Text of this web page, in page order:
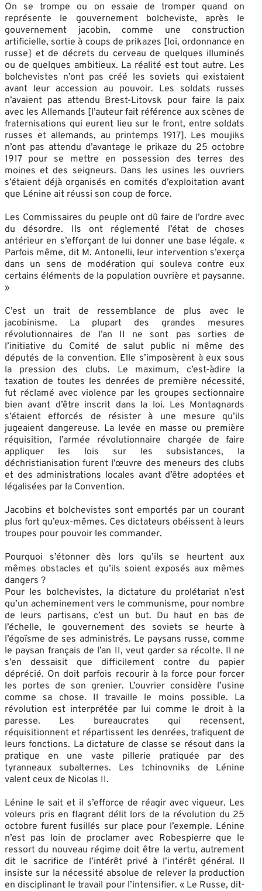
On se trompe ou on essaie de tromper quand on
représente le gouvernement bolcheviste, après le
gouvernement jacobin, comme une construction
artificielle, sortie à coups de prikazes [loi, ordonnance en
russe] et de décrets du cerveau de quelques illuminés
ou de quelques ambitieux. La réalité est tout autre. Les
bolchevistes n’ont pas créé les soviets qui existaient
avant leur accession au pouvoir. Les soldats russes
n’avaient pas attendu Brest-Litovsk pour faire la paix
avec les Allemands [l’auteur fait référence aux scènes de
fraternisations qui eurent lieu sur le front, entre soldats
russes et allemands, au printemps 1917]. Les moujiks
n’ont pas attendu d’avantage le prikaze du 25 octobre
1917 pour se mettre en possession des terres des
moines et des seigneurs. Dans les usines les ouvriers
s’étaient déjà organisés en comités d’exploitation avant
que Lénine ait réussi son coup de force.
Les Commissaires du peuple ont dû faire de l’ordre avec
du désordre. Ils ont réglementé l’état de choses
antérieur en s’efforçant de lui donner une base légale. «
Parfois même, dit M. Antonelli, leur intervention s’exerça
dans un sens de modération qui souleva contre eux
certains éléments de la population ouvrière et paysanne.
»
C’est un trait de ressemblance de plus avec le
jacobinisme. La plupart des grandes mesures
révolutionnaires de l’an II ne sont pas sorties de
l’initiative du Comité de salut public ni même des
députés de la convention. Elle s’imposèrent à eux sous
la pression des clubs. Le maximum, c’est-àdire la
taxation de toutes les denrées de première nécessité,
fut réclamé avec violence par les groupes sectionnaire
bien avant d’être inscrit dans la loi. Les Montagnards
s’étaient efforcés de résister à une mesure qu’ils
jugeaient dangereuse. La levée en masse ou première
réquisition, l’armée révolutionnaire chargée de faire
appliquer les lois sur les subsistances, la
déchristianisation furent l’œuvre des meneurs des clubs
et des administrations locales avant d’être adoptées et
légalisées par la Convention.
Jacobins et bolchevistes sont emportés par un courant
plus fort qu’eux-mêmes. Ces dictateurs obéissent à leurs
troupes pour pouvoir les commander.
Pourquoi s’étonner dès lors qu’ils se heurtent aux
mêmes obstacles et qu’ils soient exposés aux mêmes
dangers ?
Pour les bolchevistes, la dictature du prolétariat n’est
qu’un acheminement vers le communisme, pour nombre
de leurs partisans, c’est un but. Du haut en bas de
l’échelle, le gouvernement des soviets se heurte à
l’égoïsme de ses administrés. Le paysans russe, comme
le paysan français de l’an II, veut garder sa récolte. Il ne
s’en dessaisit que difficilement contre du papier
déprécié. On doit parfois recourir à la force pour forcer
les portes de son grenier. L’ouvrier considère l’usine
comme sa chose. Il travaille le moins possible. La
révolution est interprétée par lui comme le droit à la
paresse. Les bureaucrates qui recensent,
réquisitionnent et répartissent les denrées, trafiquent de
leurs fonctions. La dictature de classe se résout dans la
pratique en une vaste pillerie pratiquée par des
tyranneaux subalternes. Les tchinovniks de Lénine
valent ceux de Nicolas II.
Lénine le sait et il s’efforce de réagir avec vigueur. Les
voleurs pris en flagrant délit lors de la révolution du 25
octobre furent fusillés sur place pour l’exemple. Lénine
n’est pas loin de proclamer avec Robespierre que le
ressort du nouveau régime doit être la vertu, autrement
dit le sacrifice de l’intérêt privé à l’intérêt général. Il
insiste sur la nécessité absolue de relever la production
en disciplinant le travail pour l’intensifier. « Le Russe, dit-